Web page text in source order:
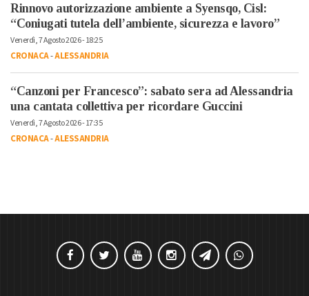
Rinnovo autorizzazione ambiente a Syensqo, Cisl:
“Coniugati tutela dell’ambiente, sicurezza e lavoro”
Venerdì, 7 Agosto 2026 - 18:25
CRONACA-ALESSANDRIA
“Canzoni per Francesco”: sabato sera ad Alessandria
una cantata collettiva per ricordare Guccini
Venerdì, 7 Agosto 2026 - 17:35
CRONACA-ALESSANDRIA